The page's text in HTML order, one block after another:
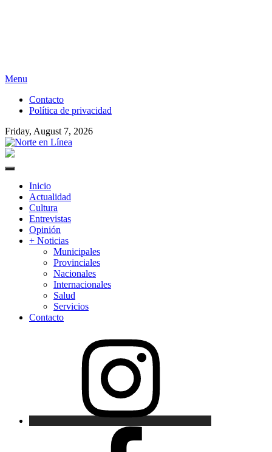
Skip
content
Menu
Contacto
Política de privacidad
Friday, August 7, 2026
Primary
Inicio
Actualidad
Cultura
Entrevistas
Opinión
+ Noticias
Municipales
Provinciales
Nacionales
Internacionales
Salud
Servicios
Contacto